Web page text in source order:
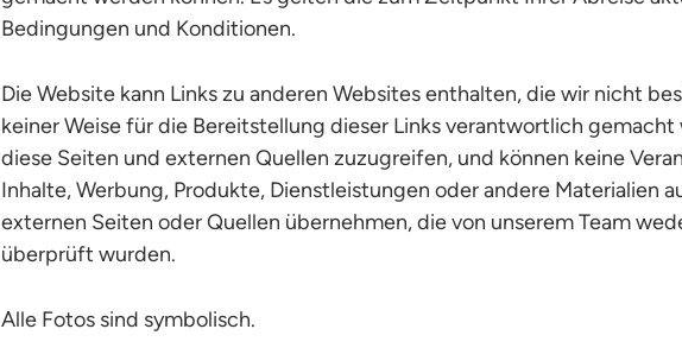
Bedingungen und Konditionen.
Die Website kann Links zu anderen Websites enthalten, die wir nicht
keiner Weise für die Bereitstellung dieser Links verantwortlich
diese Seiten und externen Quellen zuzugreifen, und können keine
Inhalte, Werbung, Produkte, Dienstleistungen oder andere Materialien
externen Seiten oder Quellen übernehmen, die von unserem Team
überprüft wurden.
Alle Fotos sind symbolisch.